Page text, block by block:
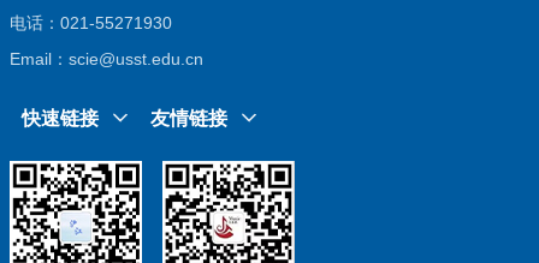
电话：021-55271930
Email：scie@usst.edu.cn
快速链接 友情链接